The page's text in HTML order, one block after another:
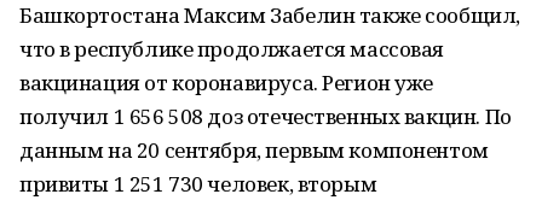
Башкортостана Максим Забелин также сообщил,
что в республике продолжается массовая
вакцинация от коронавируса. Регион уже
получил 1 656 508 доз отечественных вакцин. По
данным на 20 сентября, первым компонентом
привиты 1 251 730 человек, вторым